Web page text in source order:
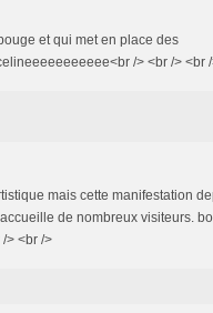
et qui met en place des
/> <br /> <br
mais cette manifestation
de nombreux visiteurs.
> <br />